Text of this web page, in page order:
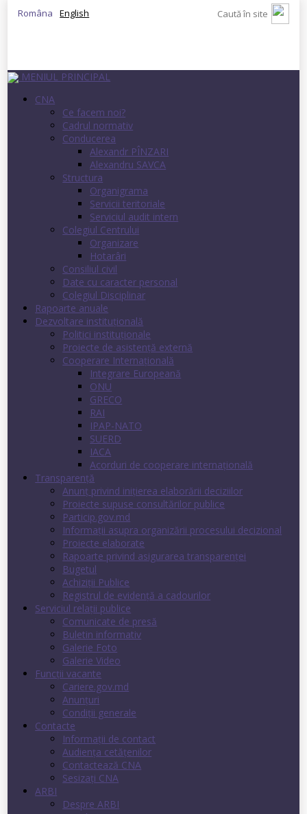
Româna English
MENIUL PRINCIPAL
CNA
Ce facem noi?
Cadrul normativ
Conducerea
Alexandr PÎNZARI
Alexandru SAVCA
Structura
Organigrama
Servicii teritoriale
Serviciul audit intern
Colegiul Centrului
Organizare
Hotarâri
Consiliul civil
Date cu caracter personal
Colegiul Disciplinar
Rapoarte anuale
Dezvoltare instituţională
Politici instituţionale
Proiecte de asistenţă externă
Cooperare Internaţională
Integrare Europeană
ONU
GRECO
RAI
IPAP-NATO
SUERD
IACA
Acorduri de cooperare internaţională
Transparenţă
Anunț privind inițierea elaborării deciziilor
Proiecte supuse consultărilor publice
Particip.gov.md
Informații asupra organizării procesului decizional
Proiecte elaborate
Rapoarte privind asigurarea transparenţei
Bugetul
Achiziții Publice
Registrul de evidenţă a cadourilor
Serviciul relații publice
Comunicate de presă
Buletin informativ
Galerie Foto
Galerie Video
Funcții vacante
Cariere.gov.md
Anunţuri
Condiţii generale
Contacte
Informații de contact
Audienţa cetăţenilor
Contactează CNA
Sesizați CNA
ARBI
Despre ARBI